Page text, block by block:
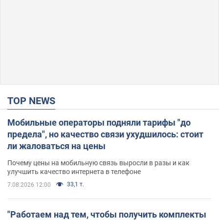
TOP NEWS
Мобильные операторы подняли тарифы "до
предела", но качество связи ухудшилось: стоит
ли жаловаться на цены
Почему цены на мобильную связь выросли в разы и как
улучшить качество интернета в телефоне
7.08.2026 12:00 33,1 т.
"Работаем над тем, чтобы получить комплекты